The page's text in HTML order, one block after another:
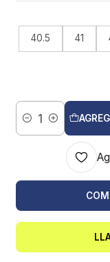
40.5 41
Cantidad